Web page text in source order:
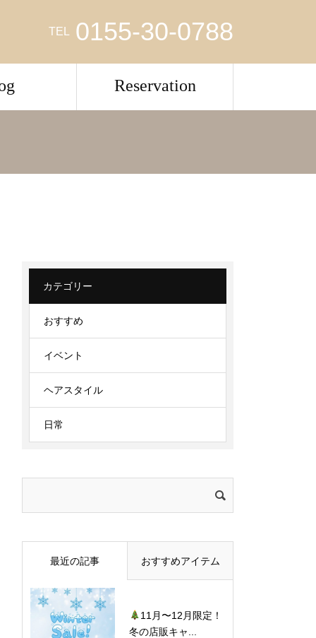
TEL 0155-30-0788
Reservation
カテゴリー
おすすめ
イベント
ヘアスタイル
日常
最近の記事 おすすめアイテム
11月〜12月限定！
冬の店販キャ...